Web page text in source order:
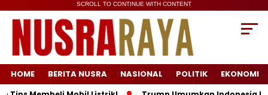
SCROLL TO CONTINUE WITH CONTENT
HOME BERITA NUSRA NASIONAL POLITIK EKONOMI